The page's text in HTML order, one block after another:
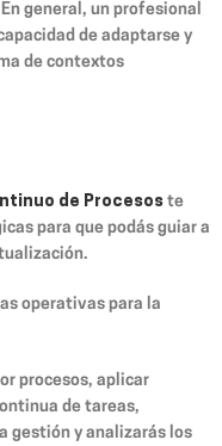
general, un profesional
de adaptarse y
de contextos
de Procesos te
para que podás guiar a
operativas para la
procesos, aplicar
de tareas,
gestión y analizarás los